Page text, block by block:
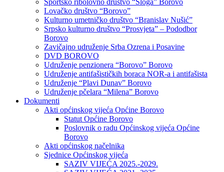
Sportsko ribolovno društvo “Sloga” Borovo
Lovačko društvo “Borovo”
Kulturno umetničko društvo “Branislav Nušić”
Srpsko kulturno društvo “Prosvjeta” – Pododbor
Borovo
Zavičajno udruženje Srba Ozrena i Posavine
DVD BOROVO
Udruženje penzionera “Borovo” Borovo
Udruženje antifašističkih boraca NOR-a i antifašista
Udruženje “Plavi Dunav” Borovo
Udruženje pčelara “Milena” Borovo
Dokumenti
Akti općinskog vijeća Općine Borovo
Statut Općine Borovo
Poslovnik o radu Općinskog vijeća Općine
Borovo
Akti općinskog načelnika
Sjednice Općinskog vijeća
SAZIV VIJEĆA 2025.-2029.